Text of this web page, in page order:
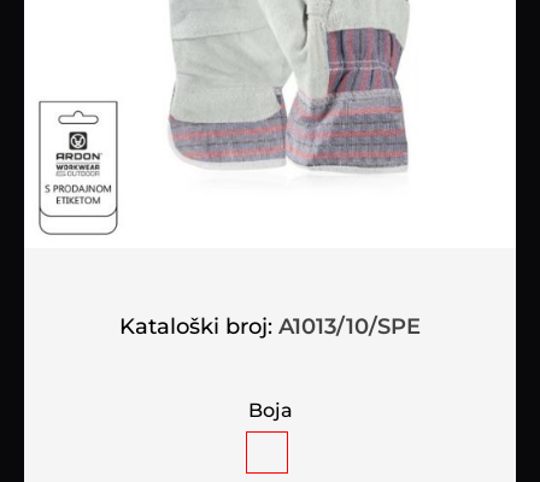
Kataloški broj: A1013/10/SPE
Boja